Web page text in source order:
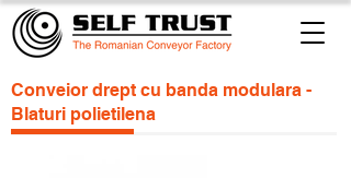
Conveior drept cu banda modulara -
Blaturi polietilena